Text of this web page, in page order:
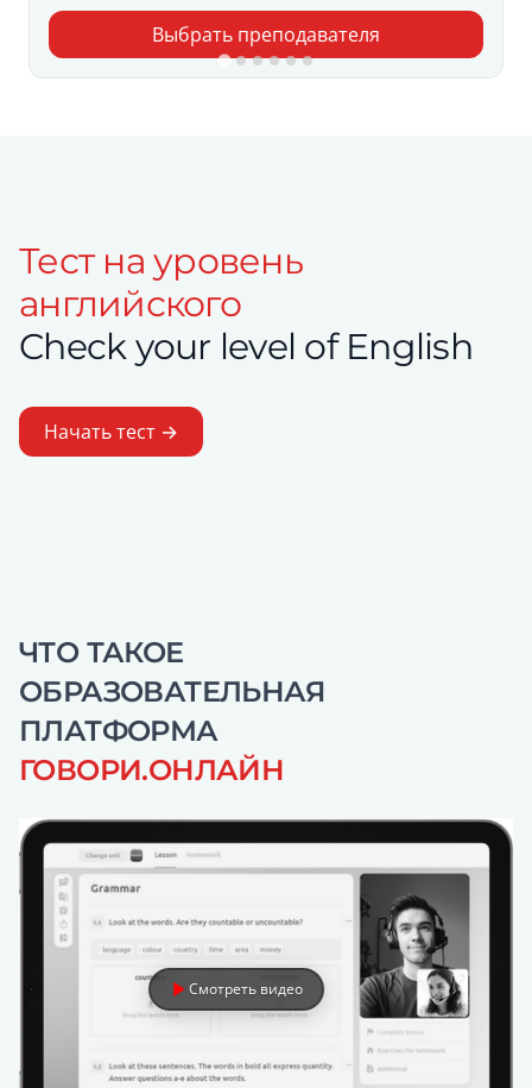
Выбрать преподавателя
Тест на уровень
английского
Check your level of English
Начать тест →
ЧТО ТАКОЕ
ОБРАЗОВАТЕЛЬНАЯ
ПЛАТФОРМА
ГОВОРИ.ОНЛАЙН
Смотреть видео
Смотреть видео об